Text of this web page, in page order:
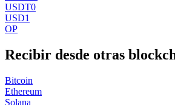
USDT0
USD1
OP
Recibir desde otras
Bitcoin
Ethereum
Solana